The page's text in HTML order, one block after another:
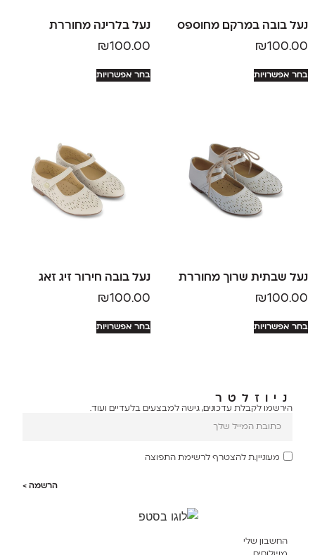
נעל בובה במרקם מחוספס
₪100.00
בחר אפשרויות
נעל בלרינה מחוררת
₪100.00
בחר אפשרויות
נעל שבתית שרוך מחוררת
₪100.00
בחר אפשרויות
נעל בובה חירור זיג זאג
₪100.00
בחר אפשרויות
החשבון שלי
ניוזלטר
הירשמו לקבלת עדכונים, גישה למבצעים בלעדיים ועוד.
מעוניין.ת להצטרף לרשימת התפוצה
הרשמה >